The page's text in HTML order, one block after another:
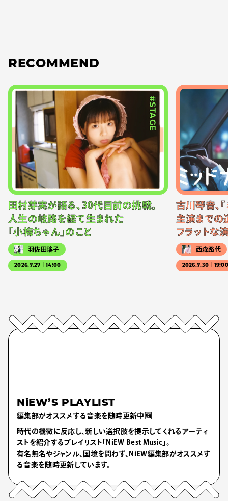
RECOMMEND
#STAGE
田村芽実が語る、30代目前の挑戦。
人生の岐路を経て生まれた
「小梅ちゃん」のこと
羽佐田瑤子
2026.7.27｜14:00
古川琴音、
主演までの
フラットな
西森路代
2026.7.30｜
NiEW’S PLAYLIST
編集部がオススメする音楽を随時更新中🆕
時代の機微に反応し、新しい選択肢を提示してくれるアーティ
ストを紹介するプレイリスト「NiEW Best Music」。
有名無名やジャンル、国境を問わず、NiEW編集部がオススメす
る音楽を随時更新しています。